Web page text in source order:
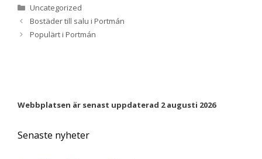
Kategorier
Uncategorized
Bostäder till salu i Portmán
Populärt i Portmán
Webbplatsen är senast uppdaterad 2 augusti 2026
Senaste nyheter